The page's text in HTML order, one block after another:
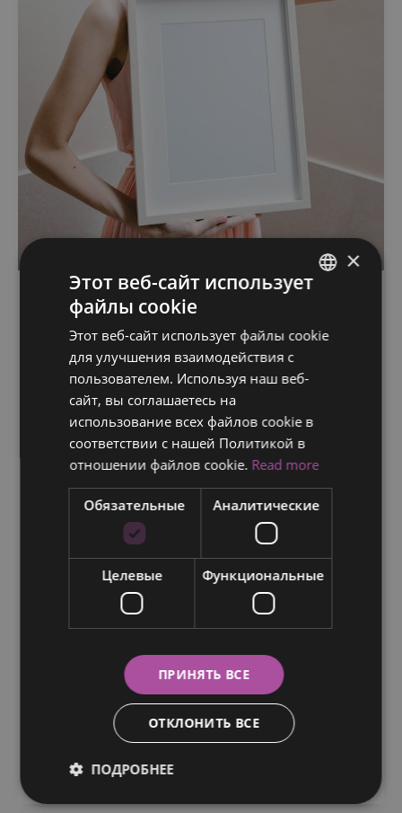
Елена, Санкт-Петербург
Индивидуальный подход к пациенту, что
непривычно для человека, который до
медициной, при этом пациенту не
приходится самому организовывать
анализы, исследования…
Подробнее
«Kлиника Хелена»
FINNISH
RUSSIAN
SWEDISH
×
Этот веб-сайт использует
файлы cookie
Этот веб-сайт использует файлы cookie
для улучшения взаимодействия с
пользователем. Используя наш веб-
сайт, вы соглашаетесь на
использование всех файлов cookie в
соответствии с нашей Политикой в ​​
отношении файлов cookie. Read more
Обязательные Аналитические
Целевые Функциональные
ПРИНЯТЬ ВСЕ
ОТКЛОНИТЬ ВСЕ
ПОДРОБНЕЕ